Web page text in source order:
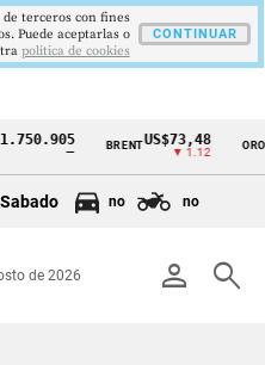
BRENTUS$73,48
▼ 1.12
ORO
Sabado no no
person search
de 2026
terceros con fines
Puede aceptarlas o
politica de cookies
CONTINUAR